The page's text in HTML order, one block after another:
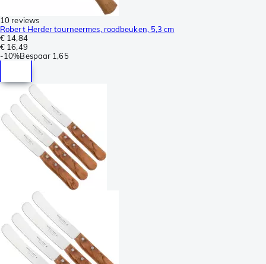
10 reviews
Robert Herder tourneermes, roodbeuken, 5,3 cm
€ 14,84
€ 16,49
-10%Bespaar 1,65